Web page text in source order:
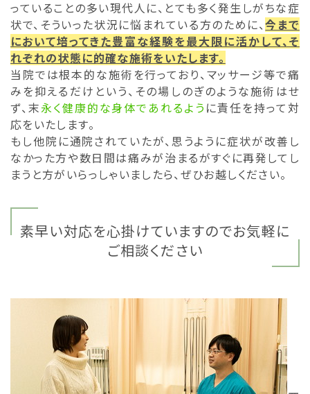
っていることの多い現代人に、とても多く発生しがちな症
状で、そういった状況に悩まれている方のために、今まで
において培ってきた豊富な経験を最大限に活かして、そ
れぞれの状態に的確な施術をいたします。
当院では根本的な施術を行っており、マッサージ等で痛
みを抑えるだけという、その場しのぎのような施術はせ
ず、末永く健康的な身体であれるよう に責任を持って対
応をいたします。
もし他院に通院されていたが、思うように症状が改善し
なかった方や数日間は痛みが治まるがすぐに再発してし
まうと方がいらっしゃいましたら、ぜひお越しください。
素早い対応を心掛けていますのでお気軽に
ご相談ください